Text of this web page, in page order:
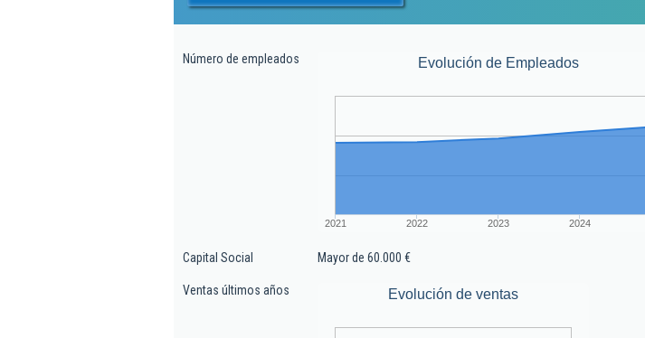
Número de empleados Evolución de Empleados
2021 2022 2023 2024
Capital Social Mayor de 60.000 €
Ventas últimos años Evolución de ventas